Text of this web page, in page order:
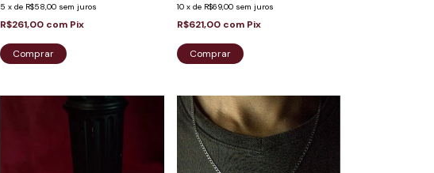
5 xde R$58,00 sem juros
R$261,00 com Pix
Comprar
10 x de R$69,00 sem juros
R$621,00 com Pix
Comprar